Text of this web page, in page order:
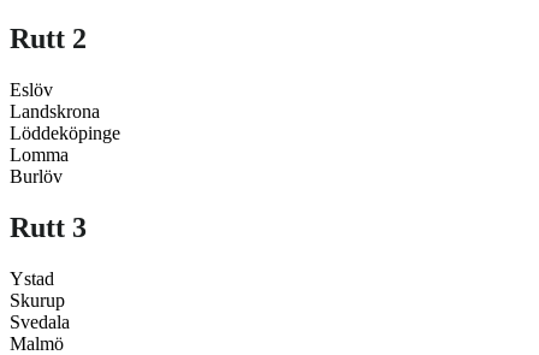
Rutt 2
Eslöv
Landskrona
Löddeköpinge
Lomma
Burlöv
Rutt 3
Ystad
Skurup
Svedala
Malmö